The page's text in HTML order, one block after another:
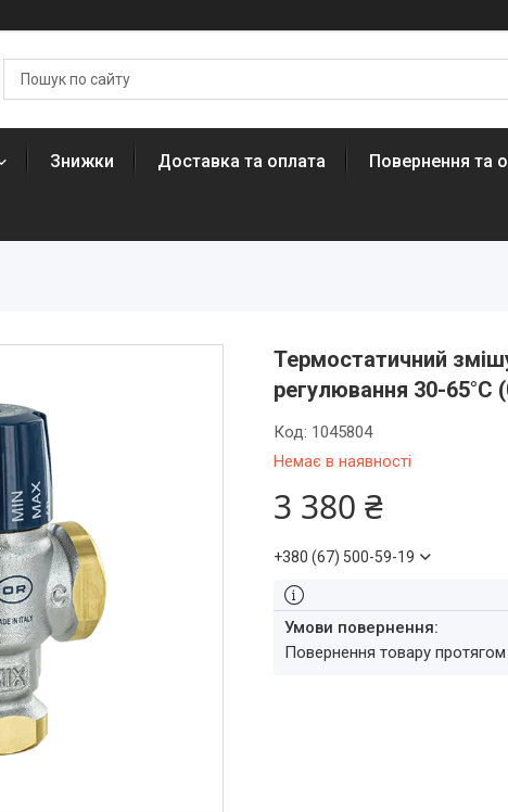
Знижки Доставка та оплата Повернення та
Термостатичний
регулювання 30-65°C
Немає в наявності
Код: 1045804
3 380 ₴
+380 (67) 500-59-19
повернення товару